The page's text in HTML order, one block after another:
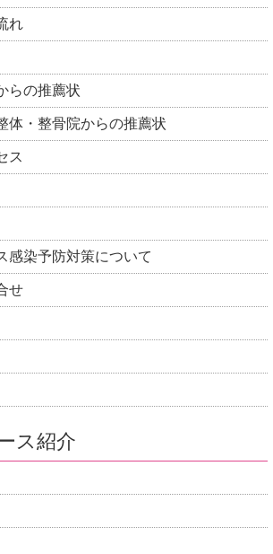
れ
らの推薦状
体・整骨院からの推薦状
ス
感染予防対策について
せ
ス紹介